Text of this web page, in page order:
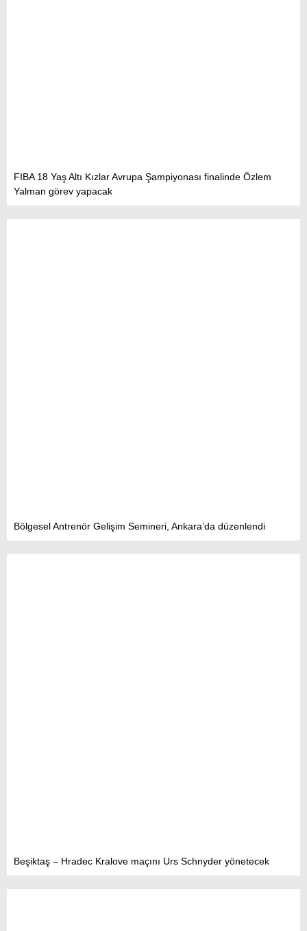
FIBA 18 Yaş Altı Kızlar Avrupa Şampiyonası finalinde Özlem
Yalman görev yapacak
Bölgesel Antrenör Gelişim Semineri, Ankara’da düzenlendi
Beşiktaş – Hradec Kralove maçını Urs Schnyder yönetecek